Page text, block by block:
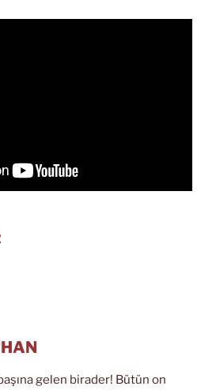
gelen birader! Bütün on